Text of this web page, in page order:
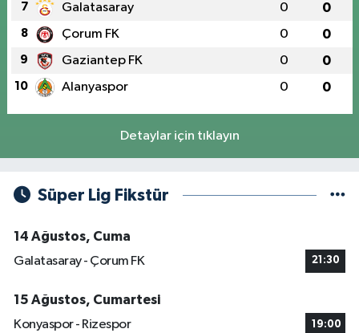
7 Galatasaray 0 0
8 Çorum FK 0 0
9 Gaziantep FK 0 0
10 Alanyaspor 0 0
Detaylar için tıklayın
Süper Lig Fikstür
14 Ağustos, Cuma
Galatasaray - Çorum FK
21:30
15 Ağustos, Cumartesi
Konyaspor - Rizespor
19:00